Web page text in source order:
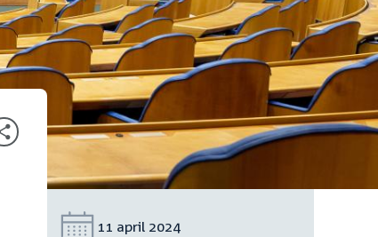
Datum:
11 april 2024